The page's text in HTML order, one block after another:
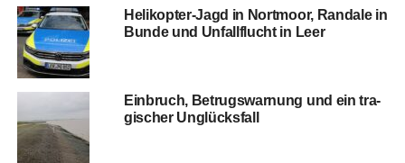
Heli­ko­pter-Jagd in Nort­moor, Ran­da­le in
Bun­de und Unfall­flucht in Leer
Ein­bruch, Betrugs­war­nung und ein tra­
gi­scher Unglücksfall